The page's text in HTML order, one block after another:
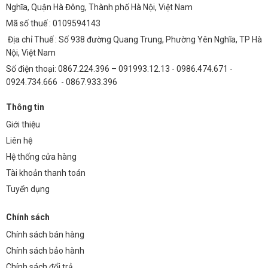
Để hiểu rõ hơn về các giải pháp chiếu sáng tiết kiệm điện, bạn có thể
PL Tối Ưu Diện Tích
Ứng dụng của Chip LED Đèn Đường Phố OEM Philips BRP
374
nhiều ứng dụng chiếu sáng khác nhau:
Đường liên thôn, đường nông thôn
Cung cấp ánh sáng ổn định, đảm bảo an toàn giao thông và sinh
hoạt cho người dân. Khả năng hoạt động ở điện áp 32V/48V giúp dễ
dàng lắp đặt ở những khu vực có nguồn điện không ổn định.
Đường đô thị, đường phố
Tạo ra ánh sáng trắng trung tính, giúp cải thiện tầm nhìn và tăng
ổn định trong mọi điều kiện thời tiết.
Bãi xe, khu công nghiệp
Nghĩa, Quận Hà Đông, Thành phố Hà Nội, Việt Nam
Mã số thuế : 0109594143
Địa chỉ Thuế : Số 938 đường Quang Trung, Phường Yên Nghĩa, TP Hà
Nội, Việt Nam
Số điện thoại: 0867.224.396 – 091993.12.13 - 0986.474.671 -
0924.734.666 - 0867.933.396
Thông tin
Giới thiệu
Liên hệ
Hệ thống cửa hàng
Tài khoản thanh toán
Tuyển dụng
Chính sách
Chính sách bán hàng
Chính sách bảo hành